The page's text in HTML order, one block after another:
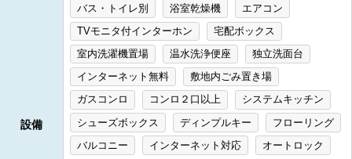
設備
バス・トイレ別 浴室乾燥機
エアコン
TVモニタ付インターホン
宅配ボックス
室内洗濯機置場
温水洗浄便座
独立洗面台
インターネット無料
敷地内ごみ置き場
ガスコンロ
コンロ２口以上
システムキッチン
シューズボックス
ディンプルキー
フローリング
バルコニー
インターネット対応
オートロック